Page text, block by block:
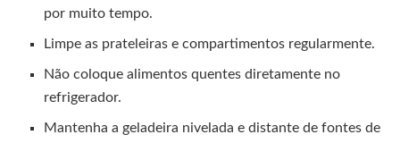
por muito tempo.
Limpe as prateleiras e compartimentos regularmente.
Não coloque alimentos quentes diretamente no
refrigerador.
Mantenha a geladeira nivelada e distante de fontes de